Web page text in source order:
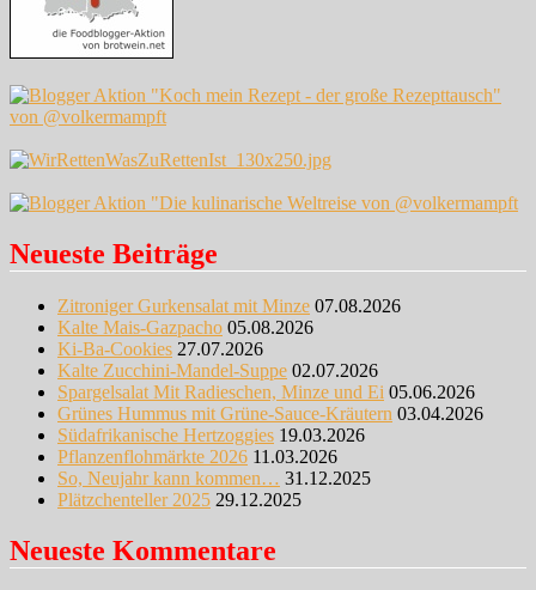
Neueste Beiträge
Zitroniger Gurkensalat mit Minze 07.08.2026
Kalte Mais-Gazpacho 05.08.2026
Ki-Ba-Cookies 27.07.2026
Kalte Zucchini-Mandel-Suppe 02.07.2026
Spargelsalat Mit Radieschen, Minze und Ei 05.06.2026
Grünes Hummus mit Grüne-Sauce-Kräutern 03.04.2026
Südafrikanische Hertzoggies 19.03.2026
Pflanzenflohmärkte 2026 11.03.2026
So, Neujahr kann kommen… 31.12.2025
Plätzchenteller 2025 29.12.2025
Neueste Kommentare